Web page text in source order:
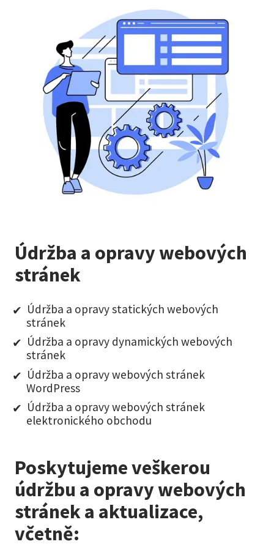
Údržba a opravy webových
stránek
Údržba a opravy statických webových
stránek
Údržba a opravy dynamických webových
stránek
Údržba a opravy webových stránek
WordPress
Údržba a opravy webových stránek
elektronického obchodu
Poskytujeme veškerou
údržbu a opravy webových
stránek a aktualizace,
včetně: